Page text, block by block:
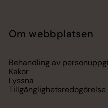
Om webbplatsen
Behandling av
Kakor
Lyssna
Tillgänglighetsredogörelse